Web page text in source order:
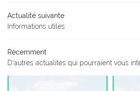
AVIS
ACTUALITÉS
Actualité suivante
Informations utiles
Récemment
D'autres actualités qui pourraient vous